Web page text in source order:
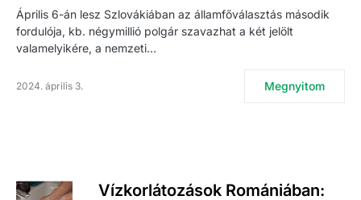
Április 6-án lesz Szlovákiában az államfőválasztás második
fordulója, kb. négymillió polgár szavazhat a két jelölt
valamelyikére, a nemzeti…
2024. április 3. Megnyitom
Vízkorlátozások Romániában: